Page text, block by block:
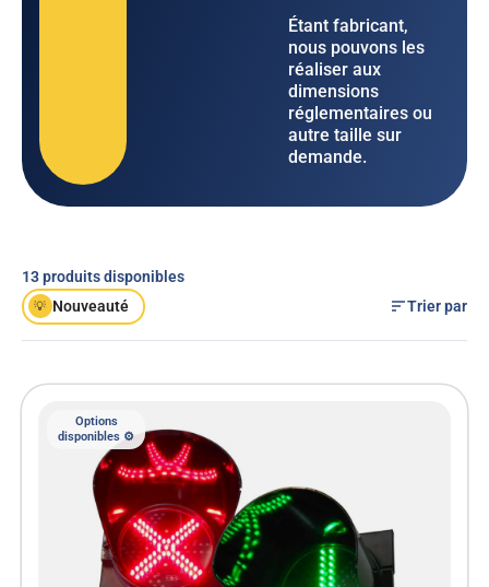
Étant fabricant,
nous pouvons les
réaliser aux
dimensions
réglementaires ou
autre taille sur
demande.
13produits disponibles
💡 Nouveauté Trier par
Options
disponibles ⚙️